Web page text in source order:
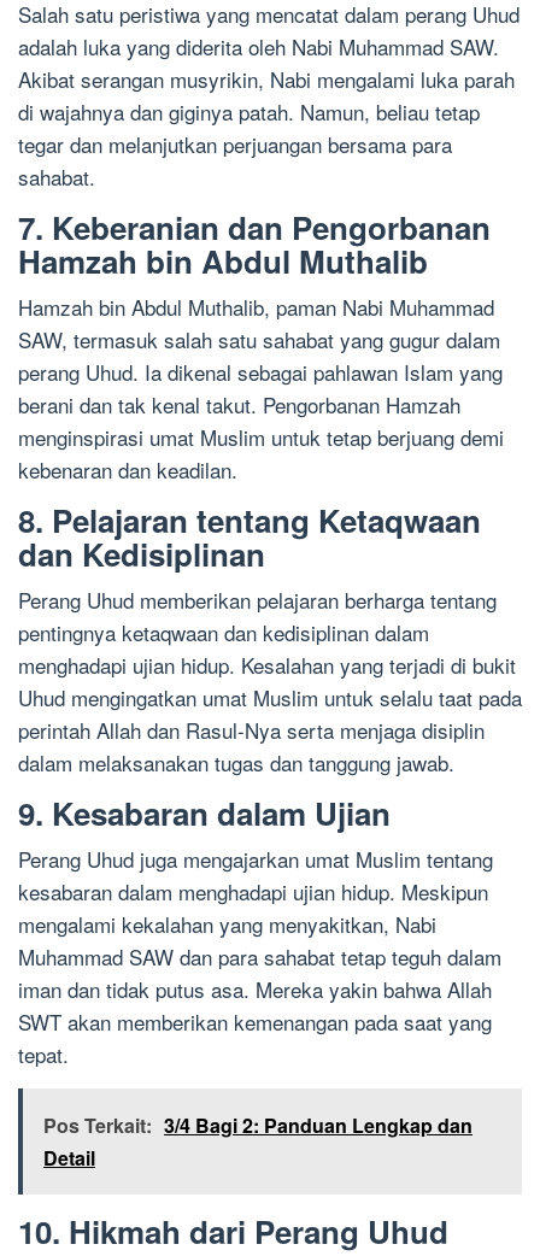
Salah satu peristiwa yang mencatat dalam perang Uhud
adalah luka yang diderita oleh Nabi Muhammad SAW.
Akibat serangan musyrikin, Nabi mengalami luka parah
di wajahnya dan giginya patah. Namun, beliau tetap
tegar dan melanjutkan perjuangan bersama para
sahabat.
7. Keberanian dan Pengorbanan
Hamzah bin Abdul Muthalib
Hamzah bin Abdul Muthalib, paman Nabi Muhammad
SAW, termasuk salah satu sahabat yang gugur dalam
perang Uhud. Ia dikenal sebagai pahlawan Islam yang
berani dan tak kenal takut. Pengorbanan Hamzah
menginspirasi umat Muslim untuk tetap berjuang demi
kebenaran dan keadilan.
8. Pelajaran tentang Ketaqwaan
dan Kedisiplinan
Perang Uhud memberikan pelajaran berharga tentang
pentingnya ketaqwaan dan kedisiplinan dalam
menghadapi ujian hidup. Kesalahan yang terjadi di bukit
Uhud mengingatkan umat Muslim untuk selalu taat pada
perintah Allah dan Rasul-Nya serta menjaga disiplin
dalam melaksanakan tugas dan tanggung jawab.
9. Kesabaran dalam Ujian
Perang Uhud juga mengajarkan umat Muslim tentang
kesabaran dalam menghadapi ujian hidup. Meskipun
mengalami kekalahan yang menyakitkan, Nabi
Muhammad SAW dan para sahabat tetap teguh dalam
iman dan tidak putus asa. Mereka yakin bahwa Allah
SWT akan memberikan kemenangan pada saat yang
tepat.
Pos Terkait: 3/4 Bagi 2: Panduan Lengkap dan
Detail
10. Hikmah dari Perang Uhud